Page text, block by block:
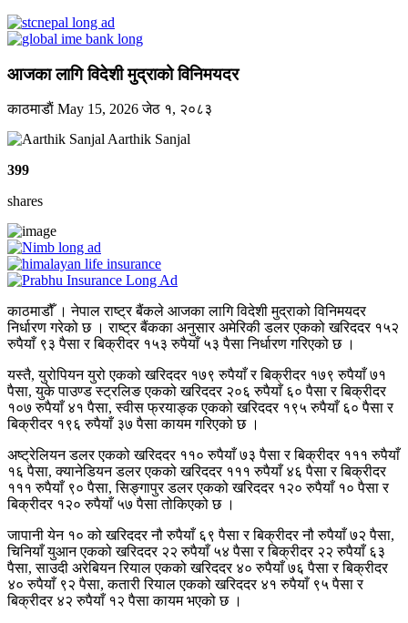
आजका लागि विदेशी मुद्राको विनिमयदर
काठमाडाैं May 15, 2026जेठ १, २०८३
Aarthik Sanjal
399
shares
काठमाडौँ । नेपाल राष्ट्र बैंकले आजका लागि विदेशी मुद्राको विनिमयदर
निर्धारण गरेको छ । राष्ट्र बैंकका अनुसार अमेरिकी डलर एकको खरिददर १५२
रुपैयाँ ९३ पैसा र बिक्रीदर १५३ रुपैयाँ ५३ पैसा निर्धारण गरिएको छ ।
यस्तै, युरोपियन युरो एकको खरिददर १७९ रुपैयाँ र बिक्रीदर १७९ रुपैयाँ ७१
पैसा, युके पाउण्ड स्ट्रलिङ एकको खरिददर २०६ रुपैयाँ ६० पैसा र बिक्रीदर
१०७ रुपैयाँ ४१ पैसा, स्वीस फ्रयाङ्क एकको खरिददर १९५ रुपैयाँ ६० पैसा र
बिक्रीदर १९६ रुपैयाँ ३७ पैसा कायम गरिएको छ ।
अष्ट्रेलियन डलर एकको खरिददर ११० रुपैयाँ ७३ पैसा र बिक्रीदर १११ रुपैयाँ
१६ पैसा, क्यानेडियन डलर एकको खरिददर १११ रुपैयाँ ४६ पैसा र बिक्रीदर
१११ रुपैयाँ ९० पैसा, सिङ्गापुर डलर एकको खरिददर १२० रुपैयाँ १० पैसा र
बिक्रीदर १२० रुपैयाँ ५७ पैसा तोकिएको छ ।
जापानी येन १० को खरिददर नौ रुपैयाँ ६९ पैसा र बिक्रीदर नौ रुपैयाँ ७२ पैसा,
चिनियाँ युआन एकको खरिददर २२ रुपैयाँ ५४ पैसा र बिक्रीदर २२ रुपैयाँ ६३
पैसा, साउदी अरेबियन रियाल एकको खरिददर ४० रुपैयाँ ७६ पैसा र बिक्रीदर
४० रुपैयाँ ९२ पैसा, कतारी रियाल एकको खरिददर ४१ रुपैयाँ ९५ पैसा र
बिक्रीदर ४२ रुपैयाँ १२ पैसा कायम भएको छ ।